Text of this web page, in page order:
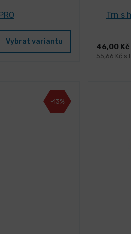
Vybrat variantu
Trn s
46,00 Kč
55,66 Kč s
-13%